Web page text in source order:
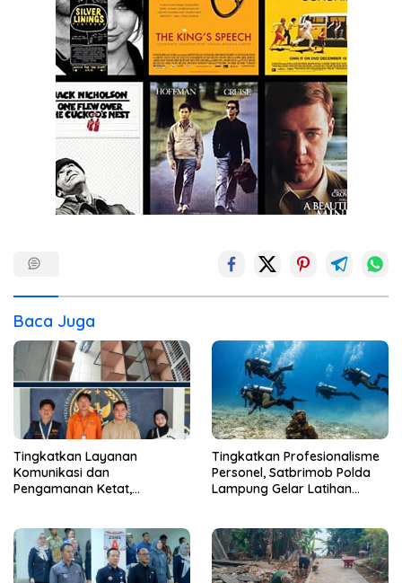
Baca Juga
Tingkatkan Layanan
Komunikasi dan
Pengamanan Ketat,
Tambah Wartelsuspas Serta
Pasang Kamera Pengawas
Tingkatkan Profesionalisme
Personel, Satbrimob Polda
Lampung Gelar Latihan